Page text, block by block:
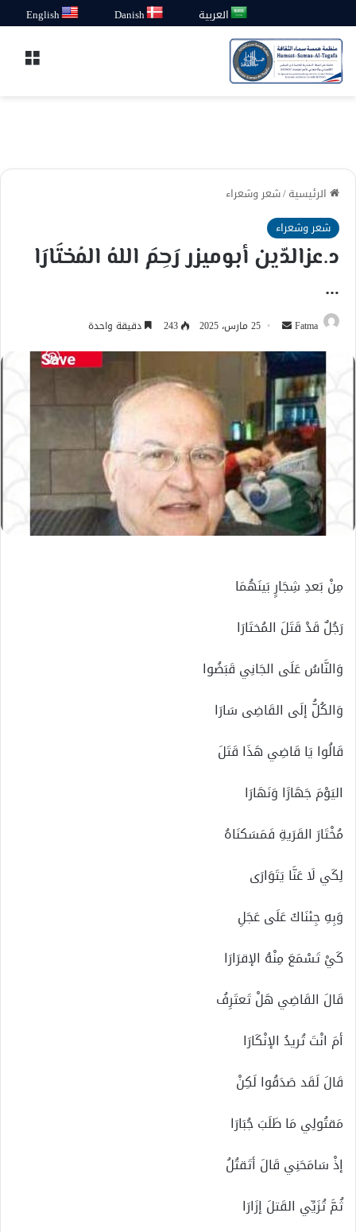
العربية Danish
English
الرئيسية/شعر وشعراء
شعر وشعراء
د.عزالدّين أبوميزر رَحِمَ اللهُ المُختَارَا
…
Fatma
أرسل
إلكترونيا
25 مارس، 2025 243 دقيقة واحدة
مِنْ بَعدِ شِجَارِِ بَينَهُمَا
رَجُلٌ قَدْ قَتَلَ المُختَارَا
وَالنَّاسُ عَلَى الجَانِي قَبَضُوا
وَالكُلُّ إلَى القَاضِى سَارَا
قَالُوا يَا قَاضِي هَذَا قَتَلَ
اليَوْمَ جَهَارََا وَنَهَارَا
مُخْتَارَ القَرَيةِ فَمَسَكنَاهُ
لِكَي لَا عَنَّا يَتَوَارَى
وَبِهِ جِئنَاكَ عَلَى عَجَلِ
كَيْ تَسْمَعَ مِنْهُ الإقرَارَا
قَالَ القَاضِي هَلْ تَعتَرِفُ
أمَ انْتَ تُريدُ الإنْكَارَا
قَالَ لَقَد صَدَقُوا لَكِنْ
مَقتُولِي مَا طَلَبَ جُبَارَا
إذْ سَامَحَنِي قَالَ أتَقتُلُ
ثُمَّ تُزَيِّي القَتلَ إزَارَا